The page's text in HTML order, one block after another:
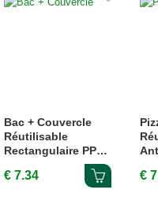
Bac + Couvercle
Réutilisable
Rectangulaire PP
26x16,5x6,5cm 2L 2
Pièces
€ 7.34 €